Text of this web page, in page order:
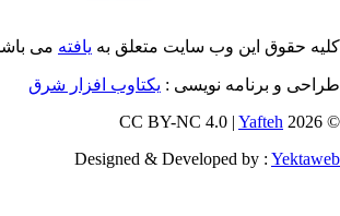
حقوق این وب سایت متعلق بهیافتهمی باشد.
و برنامه نویسی : یکتاوب افزار شرق
©
Yafteh
Designed & Developed by :